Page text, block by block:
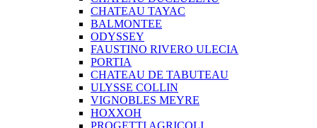
CHATEAU TAYAC
BALMONTEE
ODYSSEY
FAUSTINO RIVERO ULECIA
PORTIA
CHATEAU DE TABUTEAU
ULYSSE COLLIN
VIGNOBLES MEYRE
HOXXOH
PROGETTI AGRICOLI